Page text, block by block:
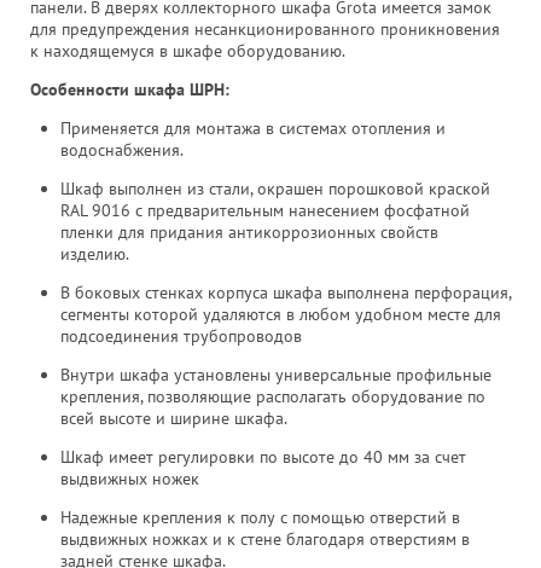
панели. В дверях коллекторного шкафа Grota имеется замок
для предупреждения несанкционированного проникновения
к находящемуся в шкафе оборудованию.
Особенности шкафа ШРН:
Применяется для монтажа в системах отопления и
водоснабжения.
Шкаф выполнен из стали, окрашен порошковой краской
RAL 9016 с предварительным нанесением фосфатной
пленки для придания антикоррозионных свойств
изделию.
В боковых стенках корпуса шкафа выполнена перфорация,
сегменты которой удаляются в любом удобном месте для
подсоединения трубопроводов
Внутри шкафа установлены универсальные профильные
крепления, позволяющие располагать оборудование по
всей высоте и ширине шкафа.
Шкаф имеет регулировки по высоте до 40 мм за счет
выдвижных ножек
Надежные крепления к полу с помощью отверстий в
выдвижных ножках и к стене благодаря отверстиям в
задней стенке шкафа.